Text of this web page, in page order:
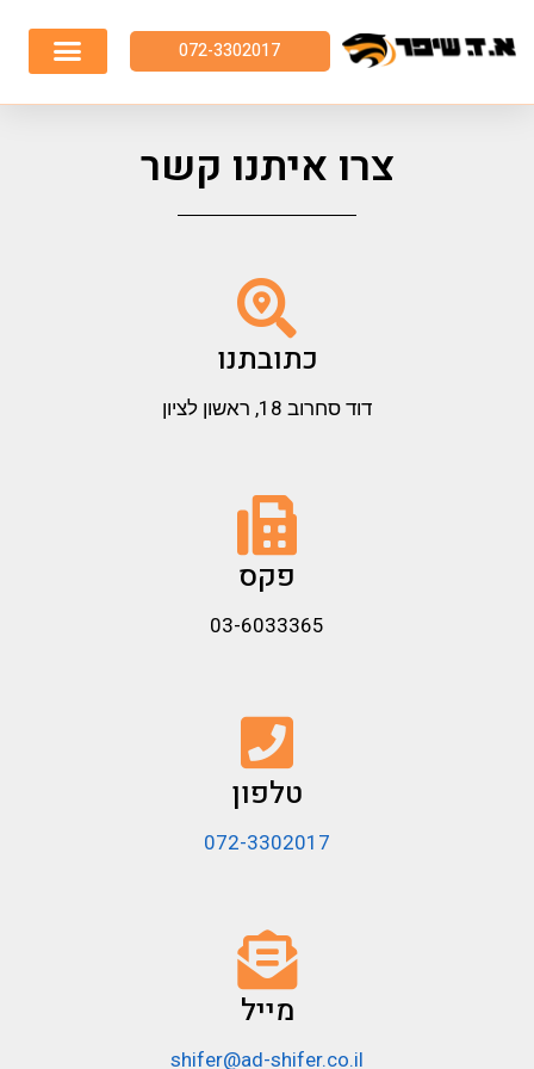
072-3302017
צרו איתנו קשר
כתובתנו
דוד סחרוב 18, ראשון לציון
פקס
03-6033365
טלפון
072-3302017
מייל
shifer@ad-shifer.co.il